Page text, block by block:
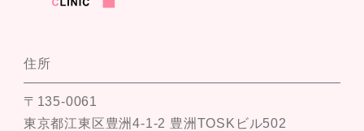
住所
〒135-0061
東京都江東区豊洲4-1-2 豊洲TOSKビル502